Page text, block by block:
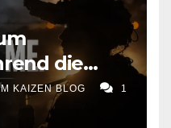
die
KAIZEN BLOG 1